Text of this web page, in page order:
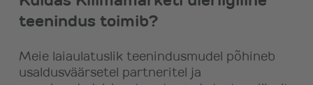
teenindus toimib?
Meie laiaulatuslik teenindusmudel põhineb
usaldusväärsetel partneritel ja